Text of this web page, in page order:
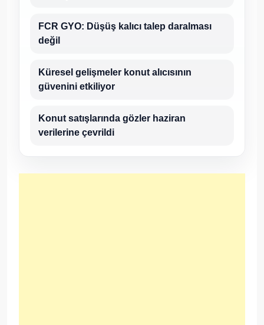
FCR GYO: Düşüş kalıcı talep daralması
değil
Küresel gelişmeler konut alıcısının
güvenini etkiliyor
Konut satışlarında gözler haziran
verilerine çevrildi